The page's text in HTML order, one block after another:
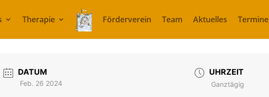
Therapie Förderverein Team Aktuelles Termine
DATUM
Feb. 26 2024
UHRZEIT
Ganztägig